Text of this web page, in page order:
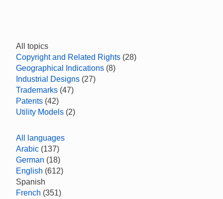
All topics
Copyright and Related Rights (28)
Geographical Indications (8)
Industrial Designs (27)
Trademarks (47)
Patents (42)
Utility Models (2)
All languages
Arabic (137)
German (18)
English (612)
Spanish
French (351)